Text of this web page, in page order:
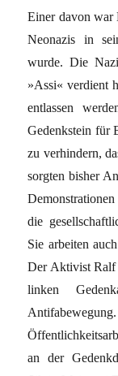
Einer davon war
Neonazis in
wurde. Die
»Assi« verdient
entlassen
Gedenkstein für
zu verhindern,
sorgten bisher
die
Sie arbeiten
Der Aktivist Ralf
linken
an der